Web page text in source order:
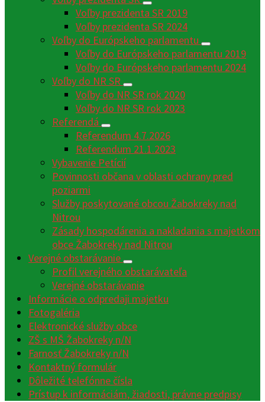
Voľby prezidenta SR 2019
Voľby prezidenta SR 2024
Voľby do Európskeho parlamentu
Voľby do Európskeho parlamentu 2019
Voľby do Európskeho parlamentu 2024
Voľby do NR SR
Voľby do NR SR rok 2020
Voľby do NR SR rok 2023
Referendá
Referendum 4.7.2026
Referendum 21.1.2023
Vybavenie Petícií
Povinnosti občana v oblasti ochrany pred
poziarmi
Služby poskytované obcou Žabokreky nad
Nitrou
Zásady hospodárenia a nakladania s majetkom
obce Žabokreky nad Nitrou
Verejné obstarávanie
Profil verejného obstarávateľa
Verejné obstarávanie
Informácie o odpredaji majetku
Fotogaléria
Elektronické služby obce
ZŠ s MŠ Žabokreky n/N
Farnosť Žabokreky n/N
Kontaktný formulár
Dôležité telefónne čísla
Prístup k informáciám, žiadosti, právne predpisy